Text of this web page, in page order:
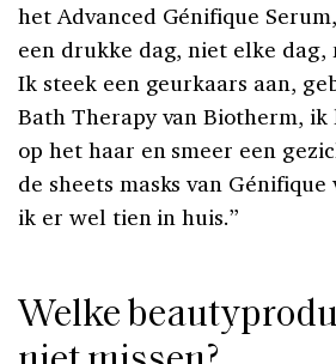
het Advanced Génifique
een drukke dag, niet elke dag,
Ik steek een geurkaars aan,
Bath Therapy van Biotherm, ik
op het haar en smeer een
de sheets masks van Génifique
ik er wel tien in huis.”
Welke